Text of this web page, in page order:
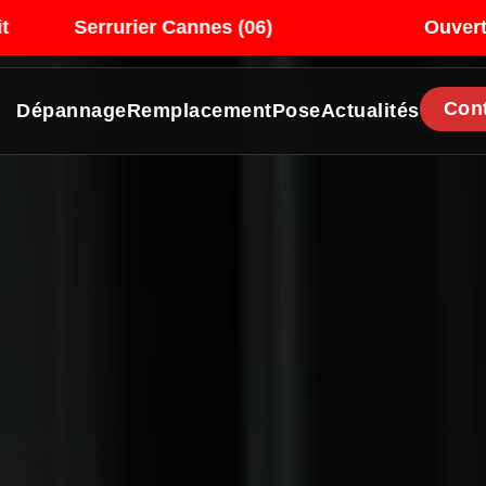
(06) Ouverture porte
DépannageRemplacementPoseActualités